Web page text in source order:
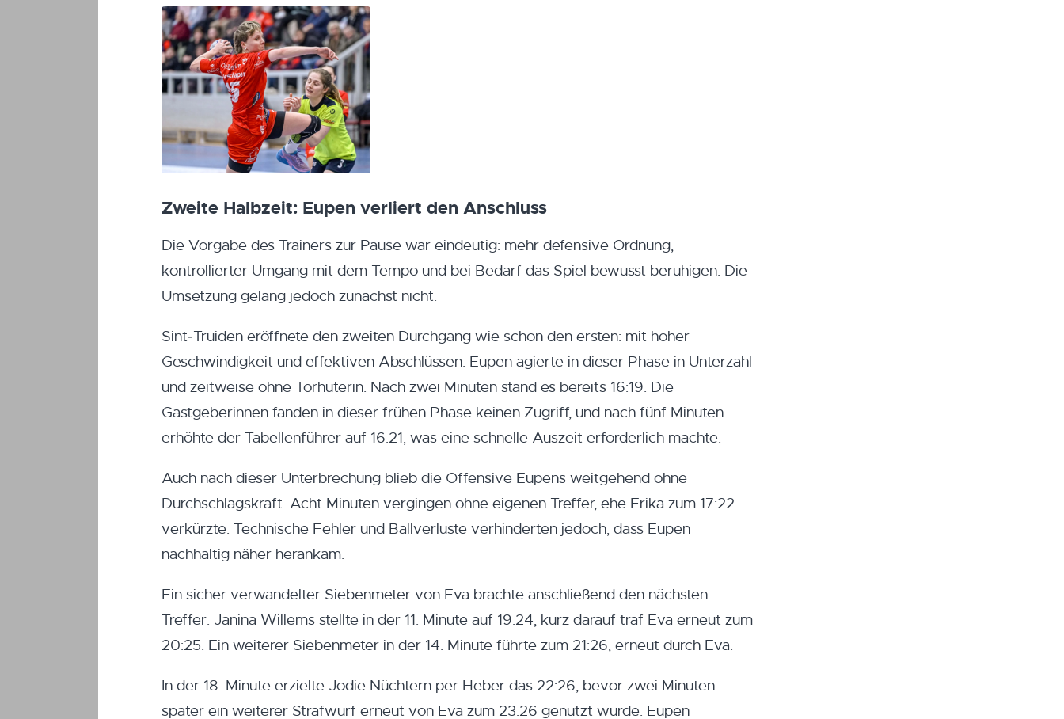
Zweite Halbzeit: Eupen verliert den Anschluss
Die Vorgabe des Trainers zur Pause war eindeutig: mehr defensive Ordnung,
kontrollierter Umgang mit dem Tempo und bei Bedarf das Spiel bewusst beruhigen. Die
Umsetzung gelang jedoch zunächst nicht.
Sint‑Truiden eröffnete den zweiten Durchgang wie schon den ersten: mit hoher
Geschwindigkeit und effektiven Abschlüssen. Eupen agierte in dieser Phase in Unterzahl
und zeitweise ohne Torhüterin. Nach zwei Minuten stand es bereits 16:19. Die
Gastgeberinnen fanden in dieser frühen Phase keinen Zugriff, und nach fünf Minuten
erhöhte der Tabellenführer auf 16:21, was eine schnelle Auszeit erforderlich machte.
Auch nach dieser Unterbrechung blieb die Offensive Eupens weitgehend ohne
Durchschlagskraft. Acht Minuten vergingen ohne eigenen Treffer, ehe Erika zum 17:22
verkürzte. Technische Fehler und Ballverluste verhinderten jedoch, dass Eupen
nachhaltig näher herankam.
Ein sicher verwandelter Siebenmeter von Eva brachte anschließend den nächsten
Treffer. Janina Willems stellte in der 11. Minute auf 19:24, kurz darauf traf Eva erneut zum
20:25. Ein weiterer Siebenmeter in der 14. Minute führte zum 21:26, erneut durch Eva.
In der 18. Minute erzielte Jodie Nüchtern per Heber das 22:26, bevor zwei Minuten
später ein weiterer Strafwurf erneut von Eva zum 23:26 genutzt wurde. Eupen